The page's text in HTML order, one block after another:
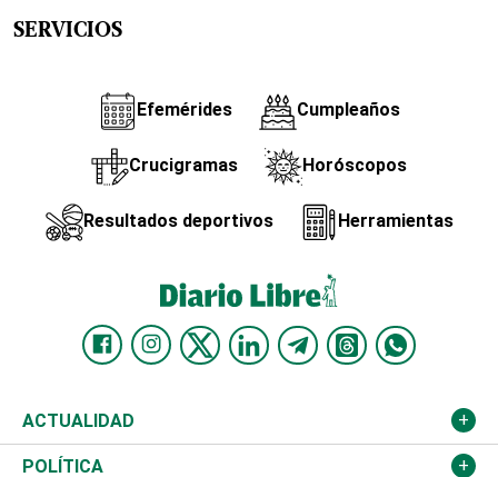
SERVICIOS
Efemérides Cumpleaños
Crucigramas Horóscopos
Resultados deportivos Herramientas
ACTUALIDAD
Nacional
POLÍTICA